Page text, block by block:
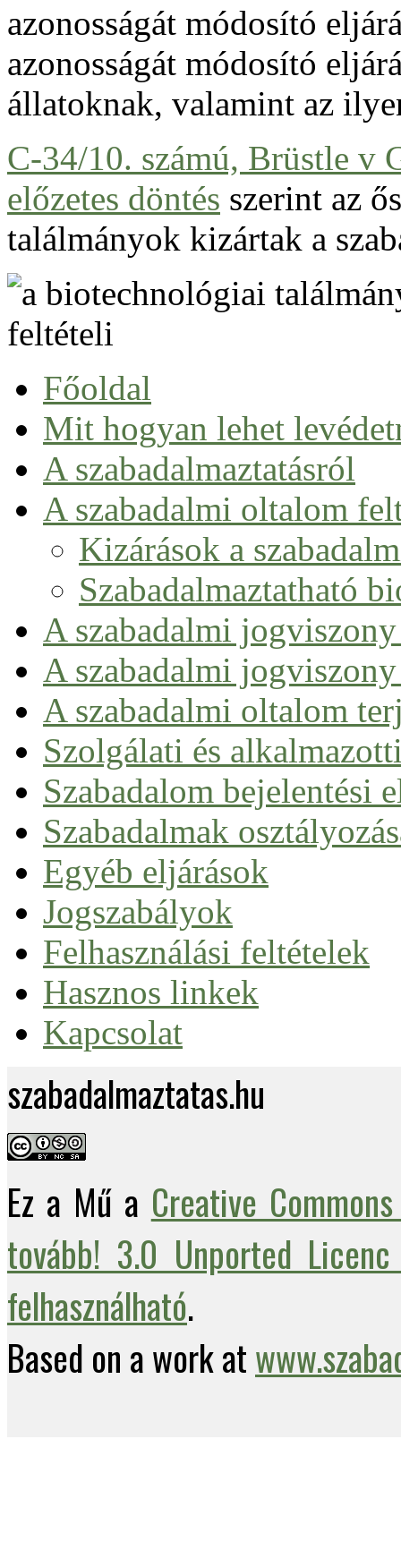
azonosságát módosító
azonosságát módosító
állatoknak, valamint az
C-34/10. számú, Brüstle v
előzetes döntés szerint az
találmányok kizártak a
Főoldal
Mit hogyan lehet
A szabadalmaztatásról
Szabadalom fogalma
Szabadalmi munka a gyakorlatban
A szabadalmi oltalom
Kizárások a
Szabadalmaztatható
A szabadalmi
A szabadalmi
A szabadalmi oltalom
Szolgálati és
Szabadalom bejelentési
Nemzeti úton
Európai szabadalom
Nemzetközi szabadalom (PCT)
Egységes szabadalom
Szabadalmak
Egyéb eljárások
Jogszabályok
Felhasználási feltételek
Hasznos linkek
Kapcsolat
szabadalmaztatas.hu
Ez a Mű a Creative
tovább! 3.0 Unported
felhasználható.
Based on a work at